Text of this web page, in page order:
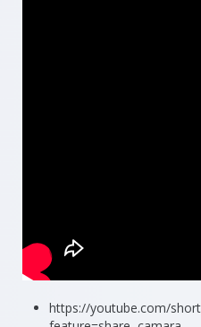
https://youtube.com/